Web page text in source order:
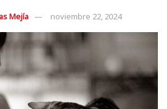
Mejía noviembre 22, 2024